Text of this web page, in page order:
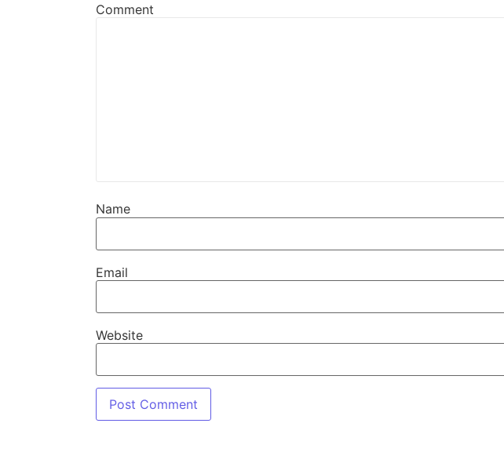
Comment
Name
Email
Website